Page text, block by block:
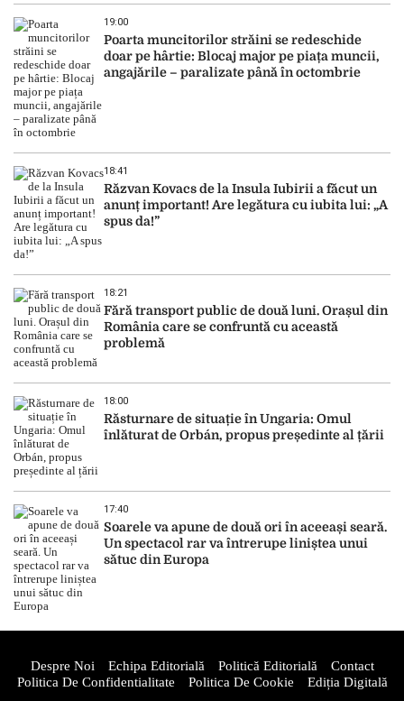
19:00
Poarta muncitorilor străini se redeschide
doar pe hârtie: Blocaj major pe piața muncii,
angajările – paralizate până în octombrie
18:41
Răzvan Kovacs de la Insula Iubirii a făcut un
anunț important! Are legătura cu iubita lui: „A
spus da!”
18:21
Fără transport public de două luni. Orașul din
România care se confruntă cu această
problemă
18:00
Răsturnare de situație în Ungaria: Omul
înlăturat de Orbán, propus președinte al țării
17:40
Soarele va apune de două ori în aceeași seară.
Un spectacol rar va întrerupe liniștea unui
sătuc din Europa
Despre Noi Echipa Editorială Politică Editorială
Contact
Politica De Confidentialitate
Politica De Cookie Ediția Digitală